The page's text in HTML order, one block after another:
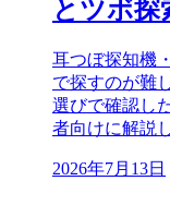
とツボ探
耳つぼ探知機
で探すのが難
選びで確認し
者向けに解説
2026年7月13日